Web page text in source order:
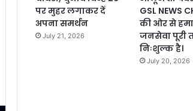
पर मुहर लगाकर दें
अपना समर्थन
July 21, 2026
GSL NEWS
की ओर से
जनसेवा पूरी
निःशुल्क है।
July 20, 2026